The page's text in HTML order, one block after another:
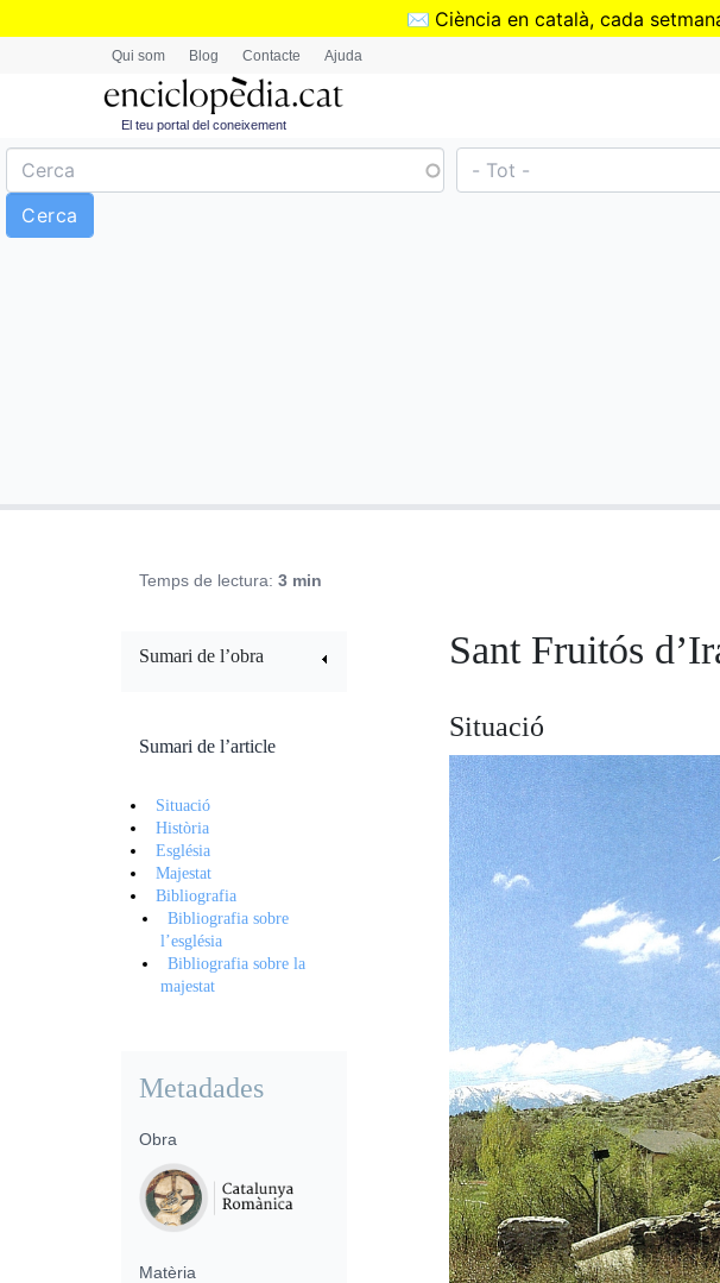
✉️ Ciència en català, cada
Qui som Blog Contacte Ajuda
El teu portal del coneixement
Temps de lectura: 3 min
Sant Fruitós
Situació
Sumari de l’obra
Sumari de l’article
Situació
Història
Església
Majestat
Bibliografia
Bibliografia sobre
l’església
Bibliografia sobre la
majestat
Metadades
Obra
Matèria